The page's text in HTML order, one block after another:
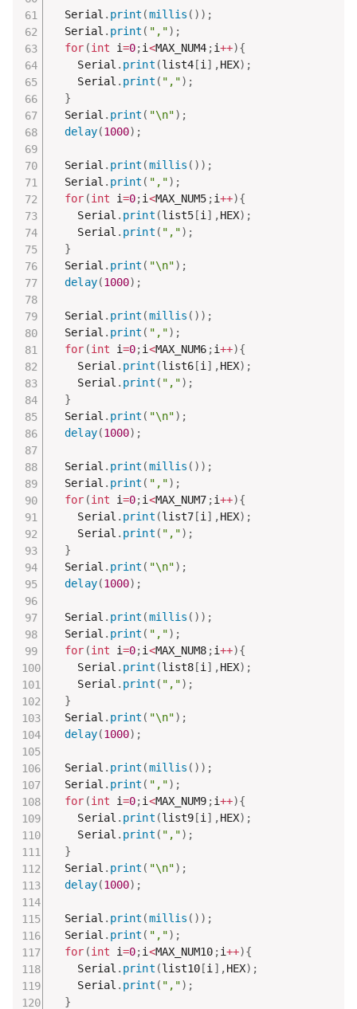
  Serial
. print (millis ( ) ) ;
  Serial
. print ( ",") ;
for (int i=0;i<MAX_NUM4 ;i++){
    Serial
. print (list4 [i] ,HEX) ;
    Serial
. print ( ",") ;
}
  Serial
. print ( "\n") ;
delay(1000) ;
  Serial
. print (millis ( ) ) ;
  Serial
. print ( ",") ;
for (int i=0;i<MAX_NUM5 ;i++){
    Serial
. print (list5 [i] ,HEX) ;
    Serial
. print ( ",") ;
}
  Serial
. print ( "\n") ;
delay(1000) ;
  Serial
. print (millis ( ) ) ;
  Serial
. print ( ",") ;
for (int i=0;i<MAX_NUM6 ;i++){
    Serial
. print (list6 [i] ,HEX) ;
    Serial
. print ( ",") ;
}
  Serial
. print ( "\n") ;
delay(1000) ;
  Serial
. print (millis ( ) ) ;
  Serial
. print ( ",") ;
for (int i=0;i<MAX_NUM7 ;i++){
    Serial
. print (list7 [i] ,HEX) ;
    Serial
. print ( ",") ;
}
  Serial
. print ( "\n") ;
delay(1000) ;
  Serial
. print (millis ( ) ) ;
  Serial
. print ( ",") ;
for (int i=0;i<MAX_NUM8 ;i++){
    Serial
. print (list8 [i] ,HEX) ;
    Serial
. print ( ",") ;
}
  Serial
. print ( "\n") ;
delay(1000) ;
  Serial
. print (millis ( ) ) ;
  Serial
. print ( ",") ;
for (int i=0;i<MAX_NUM9 ;i++){
    Serial
. print (list9 [i] ,HEX) ;
    Serial
. print ( ",") ;
}
  Serial
. print ( "\n") ;
delay(1000) ;
  Serial
. print (millis ( ) ) ;
  Serial
. print ( ",") ;
for (int i=0;i<MAX_NUM10 ;i++){
    Serial
. print (list10 [i] ,HEX) ;
    Serial
. print ( ",") ;
}